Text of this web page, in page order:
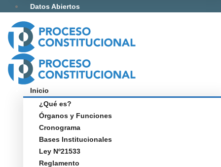
Datos Abiertos
Inicio
¿Qué es?
Órganos y Funciones
Cronograma
Bases Institucionales
Ley Nº21533
Reglamento